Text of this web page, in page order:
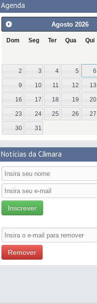
Agenda
Agosto 2026
Dom Seg Ter Qua Qui
2 3 4 5 6
9 10 11 12 13
16 17 18 19 20
23 24 25 26 27
30 31
Notícias da Câmara
Inscrever
Remover